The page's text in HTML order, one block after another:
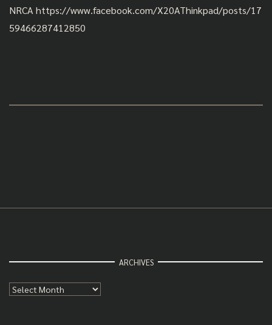
NRCA https://www.facebook.com/X20AThinkpad/posts/17
59466287412850
ARCHIVES
Archives